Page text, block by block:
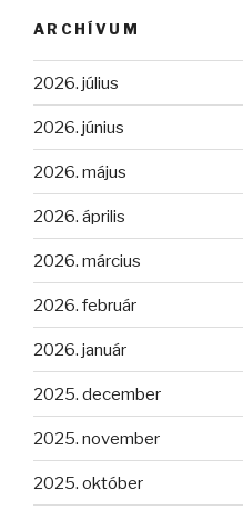
ARCHÍVUM
2026. július
2026. június
2026. május
2026. április
2026. március
2026. február
2026. január
2025. december
2025. november
2025. október